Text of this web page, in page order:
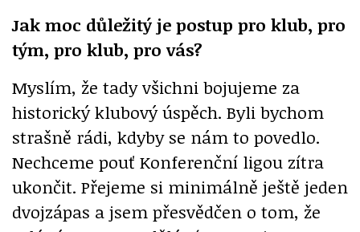
Jak moc důležitý je postup pro klub, pro
tým, pro klub, pro vás?
Myslím, že tady všichni bojujeme za
historický klubový úspěch. Byli bychom
strašně rádi, kdyby se nám to povedlo.
Nechceme pouť Konferenční ligou zítra
ukončit. Přejeme si minimálně ještě jeden
dvojzápas a jsem přesvědčen o tom, že